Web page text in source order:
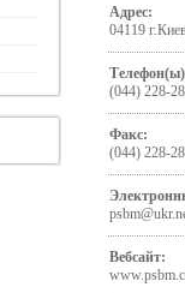
Адрес:
04119
(044) 228-
Факс:
(044) 228-
Вебсайт: